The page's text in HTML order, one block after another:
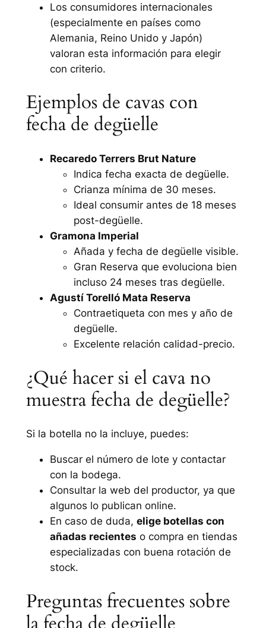
Los consumidores internacionales
(especialmente en países como
Alemania, Reino Unido y Japón)
valoran esta información para elegir
con criterio.
Ejemplos de cavas con
fecha de degüelle
Recaredo Terrers Brut Nature
Indica fecha exacta de degüelle.
Crianza mínima de 30 meses.
Ideal consumir antes de 18 meses
post-degüelle.
Gramona Imperial
Añada y fecha de degüelle visible.
Gran Reserva que evoluciona bien
incluso 24 meses tras degüelle.
Agustí Torelló Mata Reserva
Contraetiqueta con mes y año de
degüelle.
Excelente relación calidad-precio.
¿Qué hacer si el cava no
muestra fecha de degüelle?
Si la botella no la incluye, puedes:
Buscar el número de lote y contactar
con la bodega.
Consultar la web del productor, ya que
algunos lo publican online.
En caso de duda, elige botellas con
añadas recientes o compra en tiendas
especializadas con buena rotación de
stock.
Preguntas frecuentes sobre